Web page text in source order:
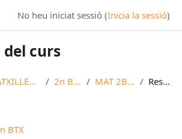
No heu iniciat sessió (Inicia la sessió)
curs
BATXILLERAT 2n BTX MAT 2BTX Resum
BTX